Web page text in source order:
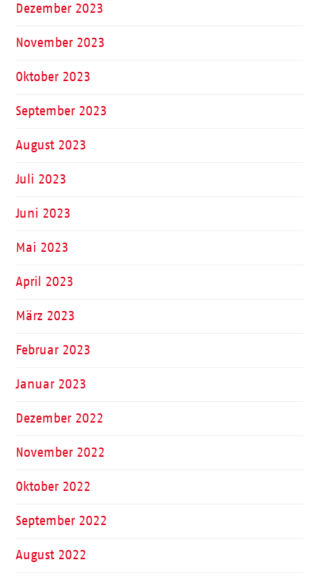
Dezember 2023
November 2023
Oktober 2023
September 2023
August 2023
Juli 2023
Juni 2023
Mai 2023
April 2023
März 2023
Februar 2023
Januar 2023
Dezember 2022
November 2022
Oktober 2022
September 2022
August 2022